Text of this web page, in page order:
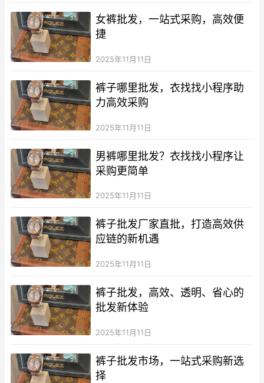
女裤批发，一站式采购，高效便
捷
2025年11月11日
裤子哪里批发，衣找找小程序助
力高效采购
2025年11月11日
男裤哪里批发？衣找找小程序让
采购更简单
2025年11月11日
裤子批发厂家直批，打造高效供
应链的新机遇
2025年11月11日
裤子批发，高效、透明、省心的
批发新体验
2025年11月11日
裤子批发市场，一站式采购新选
择